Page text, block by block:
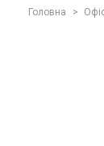
Головна >